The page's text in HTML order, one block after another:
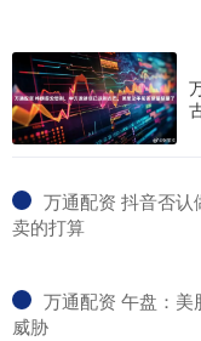
万通配资 抖音否
卖的打算
万通配资 午盘：
威胁